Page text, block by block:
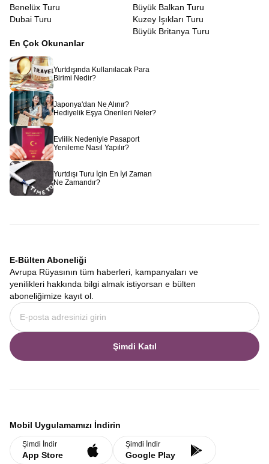
Benelüx Turu
Dubai Turu
Büyük Balkan Turu
Kuzey Işıkları Turu
Büyük Britanya Turu
En Çok Okunanlar
Yurtdışında Kullanılacak Para
Birimi Nedir?
Japonya'dan Ne Alınır?
Hediyelik Eşya Önerileri Neler?
Evlilik Nedeniyle Pasaport
Yenileme Nasıl Yapılır?
Yurtdışı Turu İçin En İyi Zaman
Ne Zamandır?
E-Bülten Aboneliği
Avrupa Rüyasının tüm haberleri, kampanyaları ve
yenilikleri hakkında bilgi almak istiyorsan e bülten
aboneliğimize kayıt ol.
Şimdi Katıl
Mobil Uygulamamızı İndirin
Şimdi İndir
App Store
Şimdi İndir
Google Play